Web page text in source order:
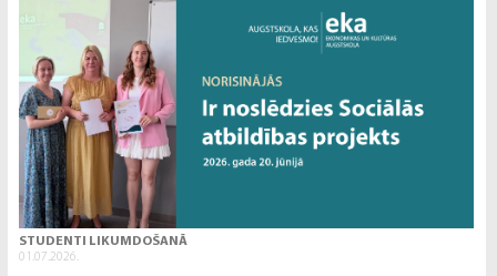
STUDENTI LIKUMDOŠANĀ
01.07.2026.